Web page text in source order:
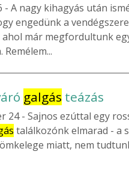
A nagy kihagyás után
engedünk a
ahol már megfordultunk
galgás teázás
24 Sajnos ezúttal egy
találkozónk elmarad - a
miatt, nem